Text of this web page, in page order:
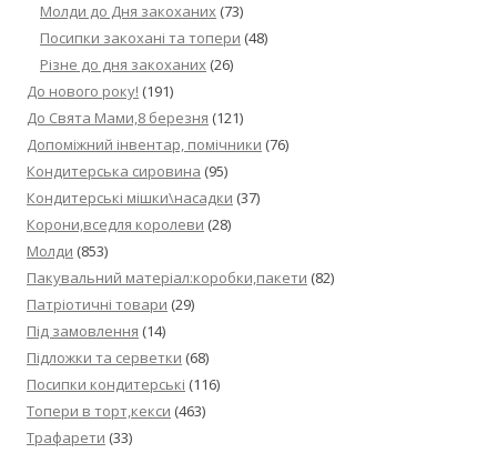
Молди до Дня закоханих (73)
Посипки закохані та топери (48)
Різне до дня закоханих (26)
До нового року! (191)
До Свята Мами,8 березня (121)
Допоміжний інвентар, помічники (76)
Кондитерська сировина (95)
Кондитерські мішки\насадки (37)
Корони,вседля королеви (28)
Молди (853)
Пакувальний матеріал:коробки,пакети (82)
Патріотичні товари (29)
Під замовлення (14)
Підложки та серветки (68)
Посипки кондитерські (116)
Топери в торт,кекси (463)
Трафарети (33)